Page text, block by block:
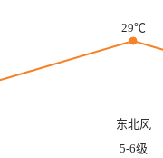
29℃
东北风
5-6级